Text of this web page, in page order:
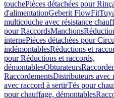
touchePièces détachées pour
d'alimentationGeberit FlowFit
multicouche avec résistance
pour RaccordsManchons
internePièces détachées pour
indémontablesRéductions et
pour Réductions et raccords,
démontablesObturateurs
RaccordementsDistributeurs avec
avec raccord à sertirTés pour
pour chauffage, démontables